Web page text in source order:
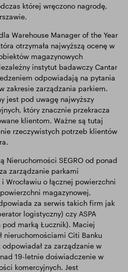
której wręczono nagrodę,
Warehouse Manager of the Year
otrzymała najwyższą ocenę w
magazynowych
instytut badawczy Cantar
odpowiadają na pytania
zakresie zarządzania parkiem.
jest pod uwagę najwyższy
który znacznie przekracza
klientom. Ważne są tutaj
rzeczywistych potrzeb klientów
Nieruchomości SEGRO od ponad
zarządzanie parkami
o łącznej powierzchni
magazynowej,
za serwis takich firm jak
logistyczny) czy ASPA
marką Łucznik). Maciej
nieruchomościami Citi Banku
za zarządzanie w
19-letnie doświadczenie w
komercyjnych. Jest